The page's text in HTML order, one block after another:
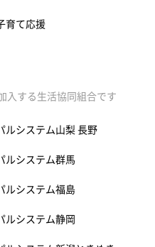
育て応援
入する生活協同組合です
ルシステム山梨 長野
ルシステム群馬
ルシステム福島
ルシステム静岡